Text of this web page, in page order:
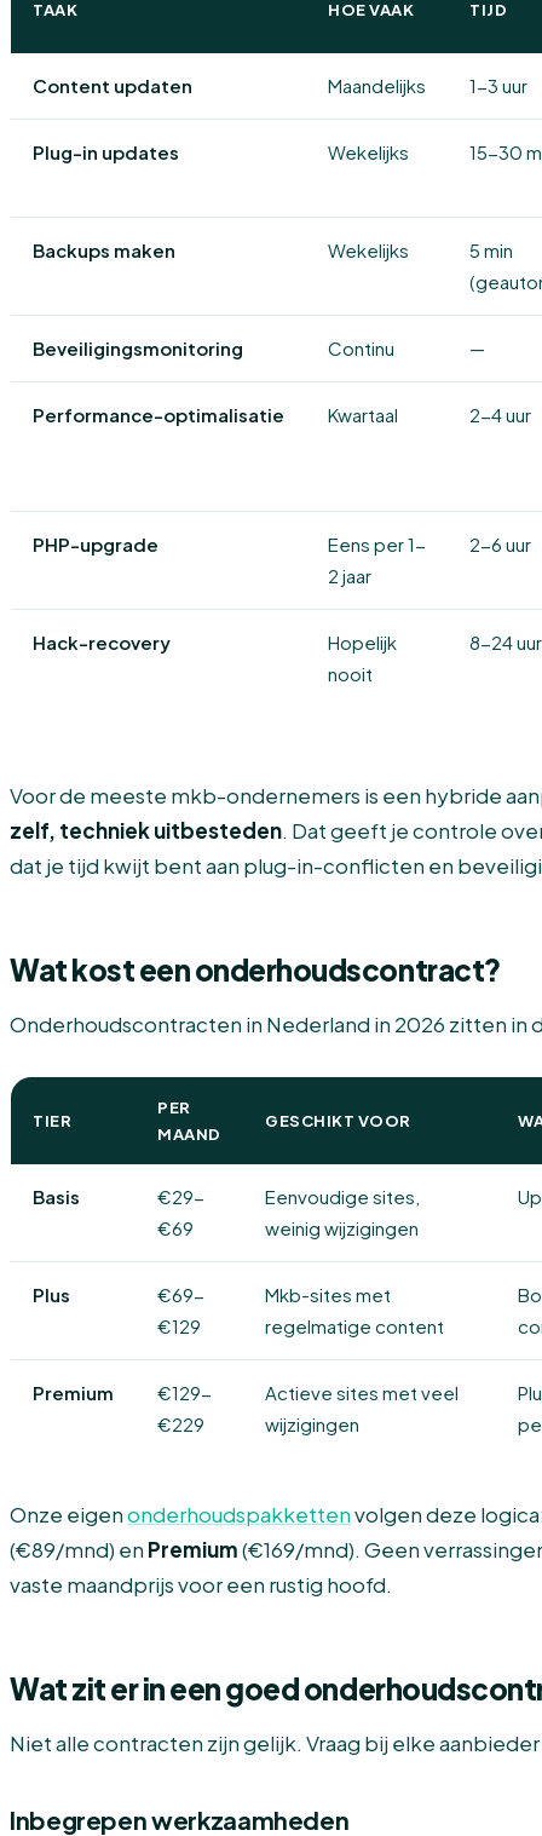
TAAK HOE VAAK TIJD
Content updaten Maandelijks 1-3 uur
Plug-in updates Wekelijks 15-30
Backups maken Wekelijks
5 min
Beveiligingsmonitoring Continu —
Performance-optimalisatie Kwartaal 2-4 uur
PHP-upgrade
Eens per 1-
2 jaar
2-6 uur
Hack-recovery
Hopelijk
nooit
8-24 uur
Voor de meeste mkb-ondernemers is een hybride
zelf, techniek uitbesteden. Dat geeft je controle
dat je tijd kwijt bent aan plug-in-conflicten en
Wat kost een onderhoudscontract?
Onderhoudscontracten in Nederland in 2026 zitten in
TIER
PER
MAAND
GESCHIKT VOOR
Basis
€29-
€69
Eenvoudige sites,
weinig wijzigingen
Plus
€69-
€129
Mkb-sites met
regelmatige content
Premium
€129-
€229
Actieve sites met veel
wijzigingen
Onze eigenonderhoudspakkettenvolgen deze
(€89/mnd) en Premium(€169/mnd). Geen
vaste maandprijs voor een rustig hoofd.
Wat zit er in een goed
Niet alle contracten zijn gelijk. Vraag bij elke
Inbegrepen werkzaamheden